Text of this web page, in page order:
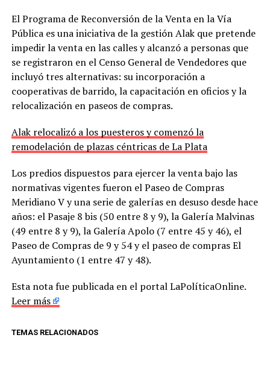
El Programa de Reconversión de la Venta en la Vía
Pública es una iniciativa de la gestión Alak que pretende
impedir la venta en las calles y alcanzó a personas que
se registraron en el Censo General de Vendedores que
incluyó tres alternativas: su incorporación a
cooperativas de barrido, la capacitación en oficios y la
relocalización en paseos de compras.
Alak relocalizó a los puesteros y comenzó la
remodelación de plazas céntricas de La Plata
Los predios dispuestos para ejercer la venta bajo las
normativas vigentes fueron el Paseo de Compras
Meridiano V y una serie de galerías en desuso desde hace
años: el Pasaje 8 bis (50 entre 8 y 9), la Galería Malvinas
(49 entre 8 y 9), la Galería Apolo (7 entre 45 y 46), el
Paseo de Compras de 9 y 54 y el paseo de compras El
Ayuntamiento (1 entre 47 y 48).
Esta nota fue publicada en el portal LaPolíticaOnline.
Leer más
TEMAS RELACIONADOS